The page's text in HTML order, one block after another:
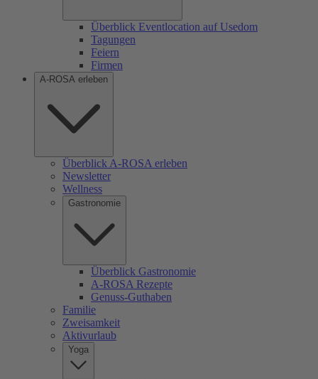
Überblick Eventlocation auf Usedom
Tagungen
Feiern
Firmen
A-ROSA erleben
Überblick A-ROSA erleben
Newsletter
Wellness
Gastronomie
Überblick Gastronomie
A-ROSA Rezepte
Genuss-Guthaben
Familie
Zweisamkeit
Aktivurlaub
Yoga